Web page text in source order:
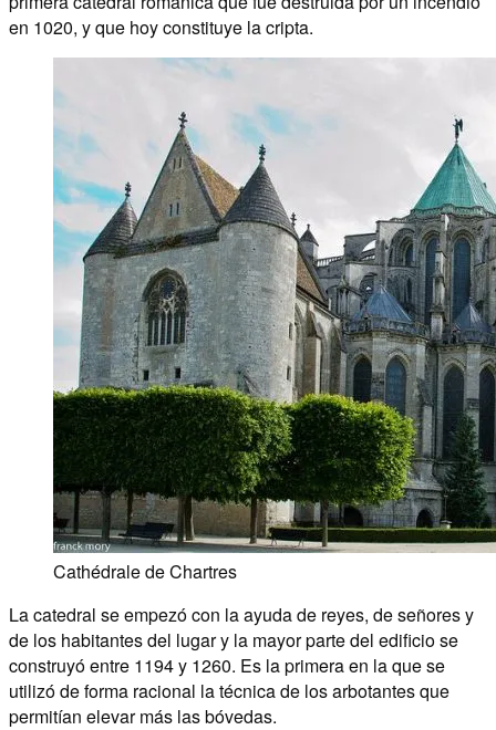
en 1020, y que hoy constituye la cripta.
Cathédrale de Chartres
La catedral se empezó con la ayuda de reyes, de señores y
de los habitantes del lugar y la mayor parte del edificio se
construyó entre 1194 y 1260. Es la primera en la que se
utilizó de forma racional la técnica de los arbotantes que
permitían elevar más las bóvedas.